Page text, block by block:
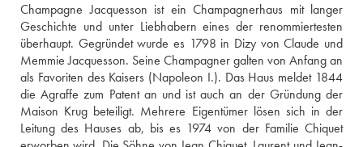
Champagne Jacquesson ist ein Champagnerhaus mit langer
Geschichte und unter Liebhabern eines der renommiertesten
überhaupt. Gegründet wurde es 1798 in Dizy von Claude und
Memmie Jacquesson. Seine Champagner galten von Anfang an
als Favoriten des Kaisers (Napoleon I.). Das Haus meldet 1844
die Agraffe zum Patent an und ist auch an der Gründung der
Maison Krug beteiligt. Mehrere Eigentümer lösen sich in der
Leitung des Hauses ab, bis es 1974 von der Familie Chiquet